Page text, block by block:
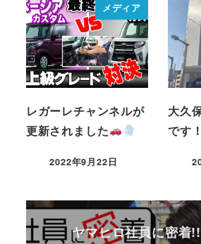
メディア
レガーレチャンネルが
更新されました
2022年9月22日
大久
です！
ヤマヒロ社員に密着